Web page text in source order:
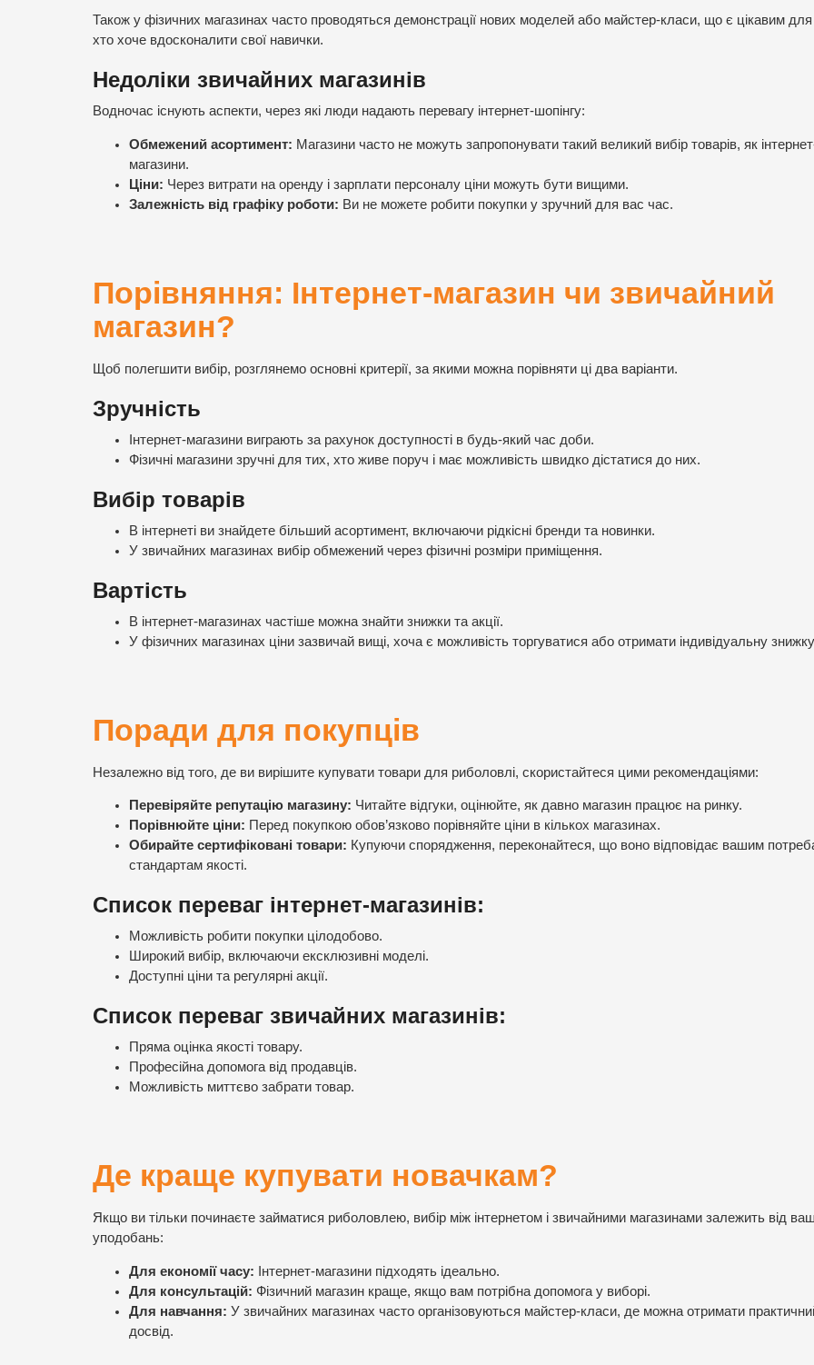
Також у фізичних магазинах часто проводяться демонстрації нових моделей або майстер-класи, що є цікавим
хто хоче вдосконалити свої навички.
Недоліки звичайних магазинів
Водночас існують аспекти, через які люди надають перевагу інтернет-шопінгу:
Обмежений асортимент: Магазини часто не можуть запропонувати такий великий вибір товарів, як
магазини.
Ціни: Через витрати на оренду і зарплати персоналу ціни можуть бути вищими.
Залежність від графіку роботи: Ви не можете робити покупки у зручний для вас час.
Порівняння: Інтернет-магазин чи звичайний
магазин?
Щоб полегшити вибір, розглянемо основні критерії, за якими можна порівняти ці два варіанти.
Зручність
Інтернет-магазини виграють за рахунок доступності в будь-який час доби.
Фізичні магазини зручні для тих, хто живе поруч і має можливість швидко дістатися до них.
Вибір товарів
В інтернеті ви знайдете більший асортимент, включаючи рідкісні бренди та новинки.
У звичайних магазинах вибір обмежений через фізичні розміри приміщення.
Вартість
В інтернет-магазинах частіше можна знайти знижки та акції.
У фізичних магазинах ціни зазвичай вищі, хоча є можливість торгуватися або отримати індивідуальну
Поради для покупців
Незалежно від того, де ви вирішите купувати товари для риболовлі, скористайтеся цими рекомендаціями:
Перевіряйте репутацію магазину: Читайте відгуки, оцінюйте, як давно магазин працює на ринку.
Порівнюйте ціни: Перед покупкою обов’язково порівняйте ціни в кількох магазинах.
Обирайте сертифіковані товари: Купуючи спорядження, переконайтеся, що воно відповідає вашим
стандартам якості.
Список переваг інтернет-магазинів:
Можливість робити покупки цілодобово.
Широкий вибір, включаючи ексклюзивні моделі.
Доступні ціни та регулярні акції.
Список переваг звичайних магазинів:
Пряма оцінка якості товару.
Професійна допомога від продавців.
Можливість миттєво забрати товар.
Де краще купувати новачкам?
Якщо ви тільки починаєте займатися риболовлею, вибір між інтернетом і звичайними магазинами залежить від
уподобань:
Для економії часу: Інтернет-магазини підходять ідеально.
Для консультацій: Фізичний магазин краще, якщо вам потрібна допомога у виборі.
Для навчання: У звичайних магазинах часто організовуються майстер-класи, де можна отримати
досвід.